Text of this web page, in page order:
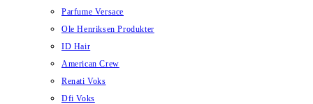
Parfume Versace
Ole Henriksen Produkter
ID Hair
American Crew
Renati Voks
Dfi Voks